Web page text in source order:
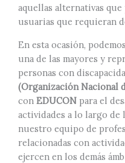
aquellas alternativas
usuarias que requieran
En esta ocasión,
una de las mayores y
personas con
(Organización Nacional
con EDUCON para el
actividades a lo largo de
nuestro equipo de
relacionadas con
ejercen en los demás